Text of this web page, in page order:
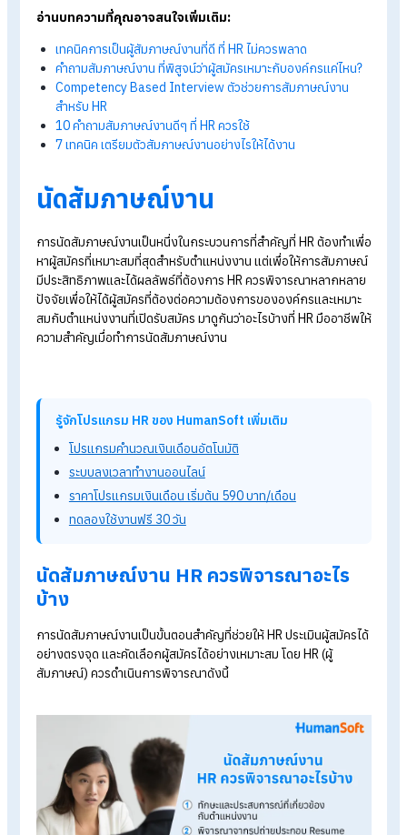
Blog > HR มือใหม่ควรรู้! นัดสัมภาษณ์งาน HR ควรพิจารณาอะไรบ้าง
เพราะการเลือกผู้สมัครที่ใช่และเหมาะสมไม่ใช่เรื่อง
ดังนั้นการนัดสัมภาษณ์งาน HR จึงควรต้องพิจาร
ผู้สมัครในหลาย ๆ ด้าน เพื่อให้ได้ผู้สมัครที่ตรงกับ
ความต้องการขององค์กร
อ่านบทความที่คุณอาจสนใจเพิ่มเติม:
เทคนิคการเป็นผู้สัมภาษณ์งานที่ดี ที่ HR ไม่ควรพลาด
คำถามสัมภาษณ์งาน ที่พิสูจน์ว่าผู้สมัครเหมาะกับองค์กรแค่ไห
Competency Based Interview ตัวช่วยการสัมภาษณ์งาน
สำหรับ HR
10 คําถามสัมภาษณ์งานดีๆ ที่ HR ควรใช้
นัดสัมภาษณ์งาน
การนัดสัมภาษณ์งานเป็นหนึ่งในกระบวนการที่สำคัญที่ HR ต้องทำ
หาผู้สมัครที่เหมาะสมที่สุดสำหรับตำแหน่งงาน แต่เพื่อให้การสัมภ
มีประสิทธิภาพและได้ผลลัพธ์ที่ต้องการ HR ควรพิจารณาหลากหล
ความสำคัญเมื่อทำการนัดสัมภาษณ์งาน
รู้จักโปรแกรม HR ของ HumanSoft เพิ่มเติม
ระบบลงเวลาทำงานออนไลน์
ราคาโปรแกรมเงินเดือน เริ่มต้น 590 บาท/เดือน
ทดลองใช้งานฟรี 30 วัน